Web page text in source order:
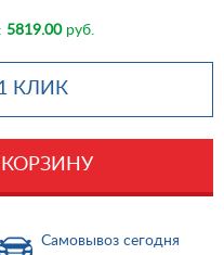
5819.00руб.
КЛИК
Самовывоз сегодня